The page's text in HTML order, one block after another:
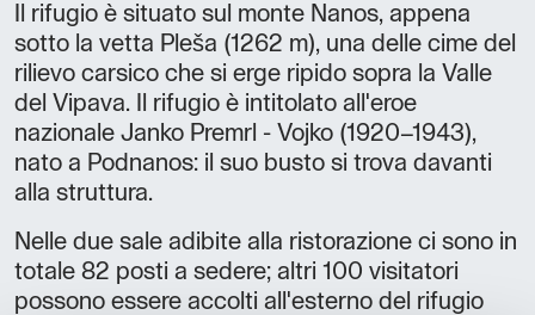
Il rifugio è situato sul monte Nanos, appena
sotto la vetta Pleša (1262 m), una delle cime del
rilievo carsico che si erge ripido sopra la Valle
del Vipava. Il rifugio è intitolato all'eroe
nazionale Janko Premrl - Vojko (1920–1943),
nato a Podnanos: il suo busto si trova davanti
alla struttura.
Nelle due sale adibite alla ristorazione ci sono in
totale 82 posti a sedere; altri 100 visitatori
possono essere accolti all'esterno del rifugio